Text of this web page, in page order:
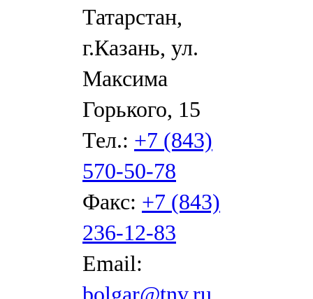
Татарстан,
г.Казань, ул.
Максима
Горького, 15
Тел.: +7 (843)
570-50-78
Факс: +7 (843)
236-12-83
Email: